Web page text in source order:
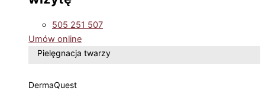
505 251 507
Umów online
Pielęgnacja twarzy
DermaQuest